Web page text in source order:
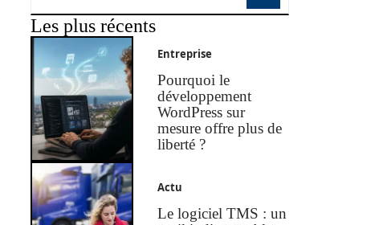
Les plus récents
Entreprise
Pourquoi le
développement
WordPress sur
mesure offre plus de
liberté ?
Actu
Le logiciel TMS : un